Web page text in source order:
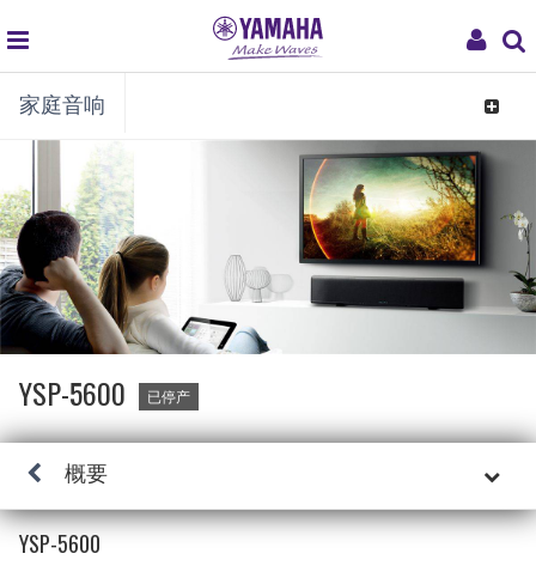
My
global
navigation
家庭音响
Toggle
YSP-5600 已停产
概要
YSP-5600